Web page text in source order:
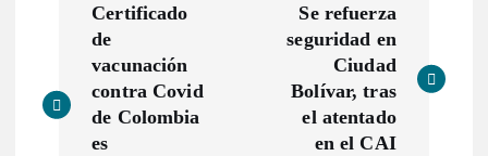
v
Certificado
de
vacunación
contra Covid
de Colombia
es
Se refuerza
seguridad en
Ciudad
Bolívar, tras
el atentado
en el CAI